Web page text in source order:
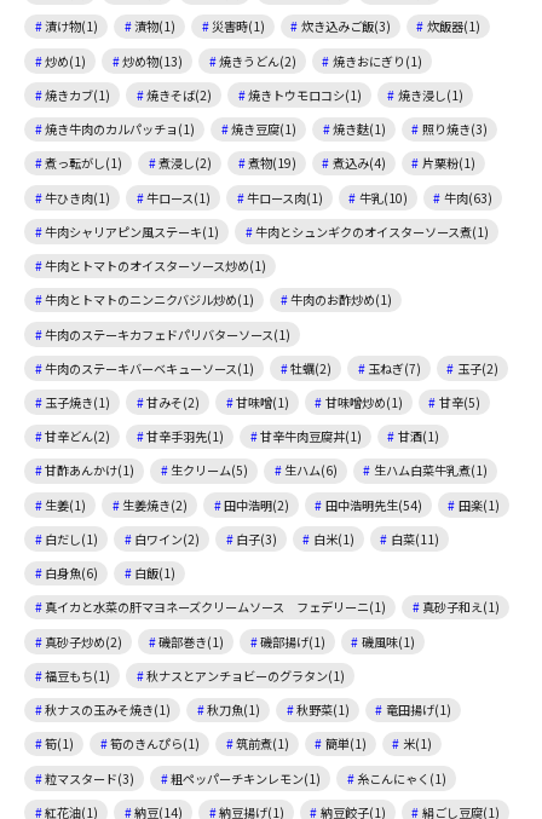
漬け物(1)
漬物(1) 災害時(1) 炊き込みご飯(3)
炊飯器(1)
炒め(1)
炒め物(13) 焼きうどん(2)
焼きおにぎり(1)
焼きカブ(1)
焼きそば(2) 焼きトウモロコシ(1)
焼き浸し(1)
焼き牛肉のカルパッチョ(1)
焼き豆腐(1) 焼き麩(1)
照り焼き(3)
煮っ転がし(1)
煮浸し(2) 煮物(19) 煮込み(4)
片栗粉(1)
牛ひき肉(1)
牛ロース(1) 牛ロース肉(1) 牛乳(10)
牛肉(63)
牛肉シャリアピン風ステーキ(1)
牛肉とシュンギクのオイスターソース煮(1)
牛肉とトマトのオイスターソース炒め(1)
牛肉とトマトのニンニクバジル炒め(1)
牛肉のお酢炒め(1)
牛肉のステーキカフェドパリバターソース(1)
牛肉のステーキバーベキューソース(1)
牡蠣(2) 玉ねぎ(7)
玉子(2)
玉子焼き(1)
甘みそ(2) 甘味噌(1) 甘味噌炒め(1)
甘辛(5)
甘辛どん(2)
甘辛手羽先(1) 甘辛牛肉豆腐丼(1)
甘酒(1)
甘酢あんかけ(1)
生クリーム(5) 生ハム(6)
生ハム白菜牛乳煮(1)
生姜(1)
生姜焼き(2) 田中浩明(2) 田中浩明先生(54)
田楽(1)
白だし(1)
白ワイン(2) 白子(3) 白米(1)
白菜(11)
白身魚(6)
白飯(1)
真イカと水菜の肝マヨネーズクリームソース フェデリーニ(1)
真砂子和え(1)
真砂子炒め(2)
磯部巻き(1) 磯部揚げ(1)
磯風味(1)
福豆もち(1)
秋ナスとアンチョビーのグラタン(1)
秋ナスの玉みそ焼き(1)
秋刀魚(1) 秋野菜(1)
竜田揚げ(1)
筍(1)
筍のきんぴら(1) 筑前煮(1) 簡単(1)
米(1)
粒マスタード(3)
粗ペッパーチキンレモン(1)
糸こんにゃく(1)
紅花油(1)
納豆(14) 納豆揚げ(1) 納豆餃子(1)
絹ごし豆腐(1)